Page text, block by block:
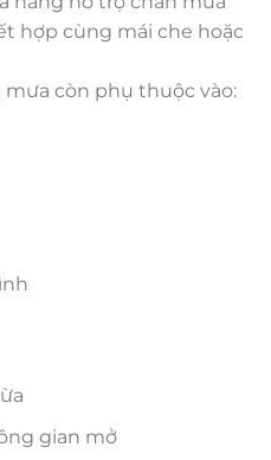
hợp cùng mái che hoặc
còn phụ thuộc vào:
gian mở